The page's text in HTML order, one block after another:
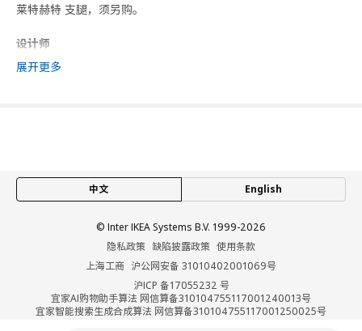
莱特赫特 支腿，须另购。
设计师
IKEA of Sweden
框架宽度
140 厘米
框架高度
63 厘米
此商品包含6个包装
PLATSA 普拉萨
开放式搁架单元
展开更多
中文 English
© Inter IKEA Systems B.V. 1999-2026
隐私政策 缺陷披露政策 使用条款
上海工商 沪公网安备 31010402001069号
沪ICP 备17055232 号
宜家AI购物助手算法 网信算备310104755117001240013号
宜家智能搜索生成合成算法 网信算备310104755117001250025号